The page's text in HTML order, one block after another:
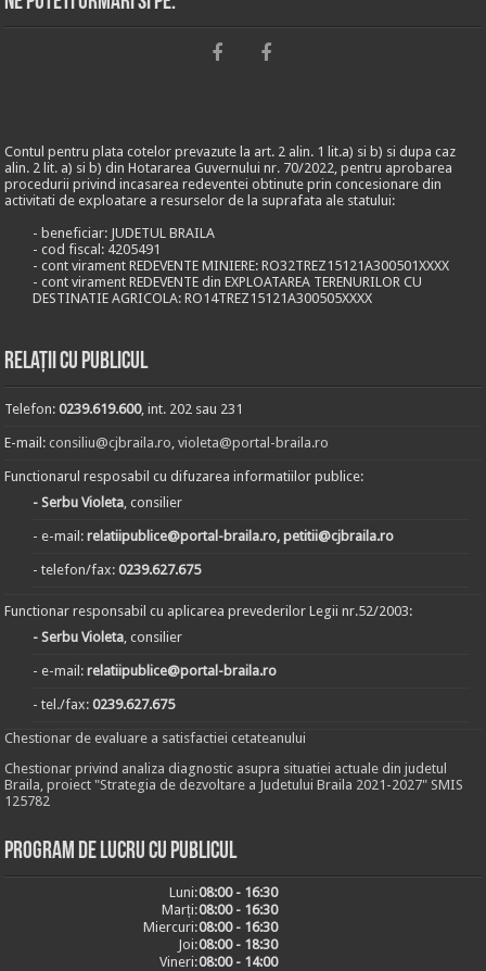
Contul pentru plata cotelor prevazute la art. 2 alin. 1 lit.a) si b) si dupa caz
alin. 2 lit. a) si b) din Hotararea Guvernului nr. 70/2022, pentru aprobarea
procedurii privind incasarea redeventei obtinute prin concesionare din
activitati de exploatare a resurselor de la suprafata ale statului:
- beneficiar: JUDETUL BRAILA
- cod fiscal: 4205491
- cont virament REDEVENTE MINIERE: RO32TREZ15121A300501XXXX
- cont virament REDEVENTE din EXPLOATAREA TERENURILOR CU
DESTINATIE AGRICOLA: RO14TREZ15121A300505XXXX
Relații cu publicul
Telefon:0239.619.600, int. 202 sau 231
E-mail:consiliu@cjbraila.ro,violeta@portal-braila.ro
Functionarul resposabil cu difuzarea informatiilor publice:
- Serbu Violeta, consilier
- e-mail:relatiipublice@portal-braila.ro, petitii@cjbraila.ro
- telefon/fax:0239.627.675
Functionar responsabil cu aplicarea prevederilor Legii nr.52/2003:
- Serbu Violeta, consilier
- e-mail:relatiipublice@portal-braila.ro
- tel./fax:0239.627.675
Chestionar de evaluare a satisfactiei cetateanului
Chestionar privind analiza diagnostic asupra situatiei actuale din judetul
Braila, proiect "Strategia de dezvoltare a Judetului Braila 2021-2027" SMIS
125782
Program de lucru cu publicul
Luni:08:00 - 16:30
Marți:08:00 - 16:30
Miercuri:08:00 - 16:30
Joi:08:00 - 18:30
Vineri:08:00 - 14:00